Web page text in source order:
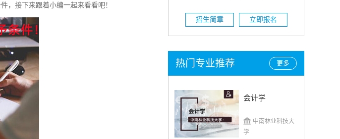
，接下来跟着小编一起来看看吧！
招生简章 立即报名
更多
热门专业推荐
会计学
中南林业科技大
学